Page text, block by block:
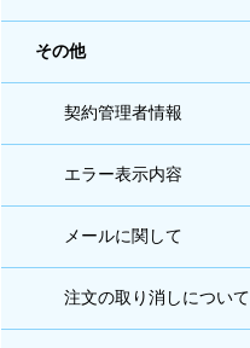
その他
契約管理者情報
エラー表示内容
メールに関して
注文の取り消しについて